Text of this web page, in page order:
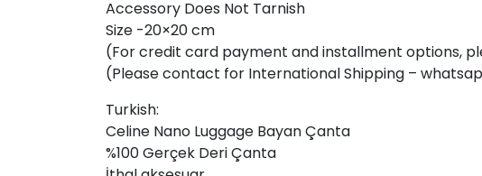
Accessory Does Not Tarnish
Size -20×20 cm
(For credit card payment and installment options,
(Please contact for International Shipping –
Turkish:
Celine Nano Luggage Bayan Çanta
%100 Gerçek Deri Çanta